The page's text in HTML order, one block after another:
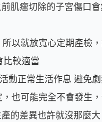
肌瘤切除的子宮傷口
以就放寬心定期產檢
比較適當
動正常生活作息 避免
也可能完全不會發生
的差異也許就沒那麼大